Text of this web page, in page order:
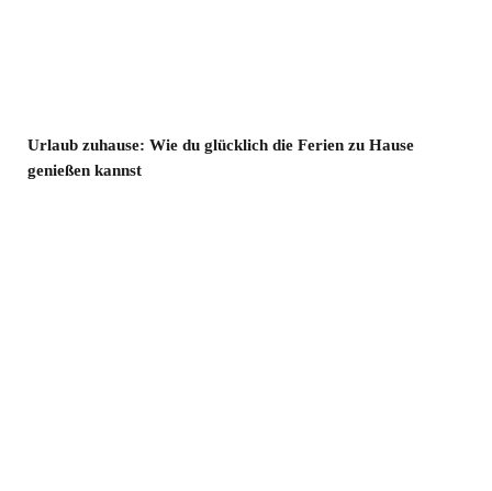
Urlaub zuhause: Wie du glücklich die Ferien zu Hause
genießen kannst